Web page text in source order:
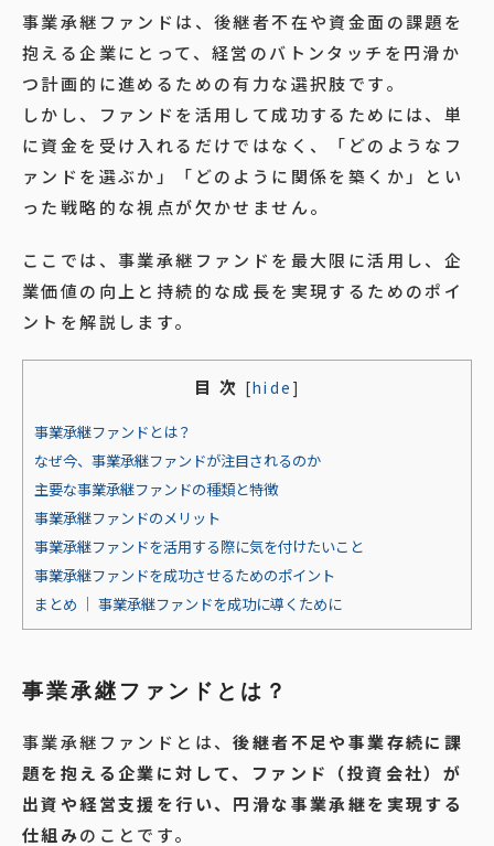
事業承継ファンドは、後継者不在や資金面の課題を
抱える企業にとって、経営のバトンタッチを円滑か
つ計画的に進めるための有力な選択肢です。
しかし、ファンドを活用して成功するためには、単
に資金を受け入れるだけではなく、「どのようなフ
ァンドを選ぶか」「どのように関係を築くか」とい
った戦略的な視点が欠かせません。
ここでは、事業承継ファンドを最大限に活用し、企
業価値の向上と持続的な成長を実現するためのポイ
ントを解説します。
目 次 [hide ]
事業承継ファンドとは？
なぜ今、事業承継ファンドが注目されるのか
主要な事業承継ファンドの種類と特徴
事業承継ファンドのメリット
事業承継ファンドを活用する際に気を付けたいこと
事業承継ファンドを成功させるためのポイント
まとめ │ 事業承継ファンドを成功に導くために
事業承継ファンドとは？
事業承継ファンドとは、後継者不足や事業存続に課
題を抱える企業に対して、ファンド（投資会社）が
出資や経営支援を行い、円滑な事業承継を実現する
仕組みのことです。